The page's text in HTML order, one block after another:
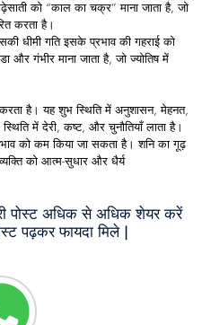
को “काल का चक्र” माना जाता है, जो
करता है।
धीमी गति इसके प्रभाव की गहराई को
और गंभीर माना जाता है, जो ज्योतिष में
करता है। यह शुभ स्थिति में अनुशासन, मेहनत,
में देरी, कष्ट, और चुनौतियाँ लाता है।
को कम किया जा सकता है। शनि का गूढ़
को आत्म-सुधार और धैर्य
पोस्ट अधिक से अधिक शेयर करें
पढ़कर फायदा मिले |